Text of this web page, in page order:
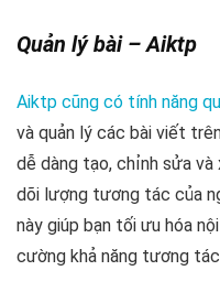
Quản lý bài – Aiktp
Aiktp cũng có tính năng
và quản lý các bài viết
dễ dàng tạo, chỉnh sửa
dõi lượng tương tác của
này giúp bạn tối ưu hóa
cường khả năng tương